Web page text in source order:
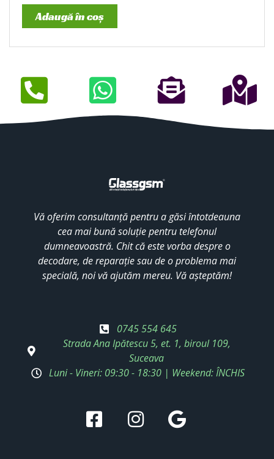
Adaugă în coș
Vă oferim consultanță pentru a găsi întotdeauna
cea mai bună soluție pentru telefonul
dumneavoastră. Chit că este vorba despre o
decodare, de reparație sau de o problema mai
specială, noi vă ajutăm mereu. Vă așteptăm!
0745 554 645
Strada Ana Ipătescu 5, et. 1, biroul 109,
Suceava
Luni - Vineri: 09:30 - 18:30 | Weekend: ÎNCHIS